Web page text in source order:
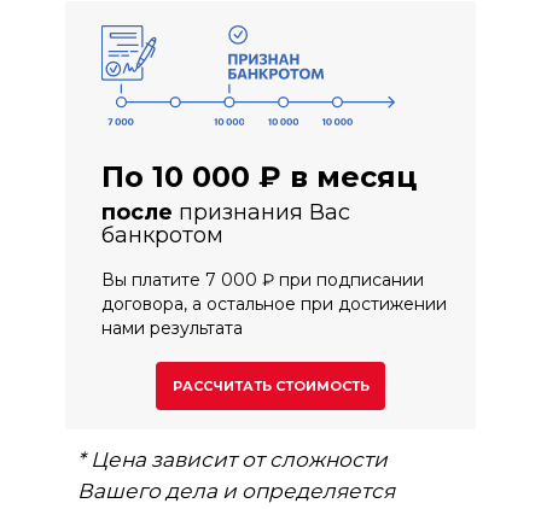
* Цена зависит от сложности
Вашего дела и определяется
РАССЧИТАТЬ СТОИМОСТЬ
Вы платите 7 000 ₽ при подписании
договора, а остальное при достижении
нами результата
после признания Вас
банкротом
По 10 000 ₽ в месяц